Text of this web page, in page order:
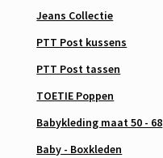
Jeans Collectie
PTT Post kussens
PTT Post tassen
TOETIE Poppen
Babykleding maat 50 - 68
Baby - Boxkleden